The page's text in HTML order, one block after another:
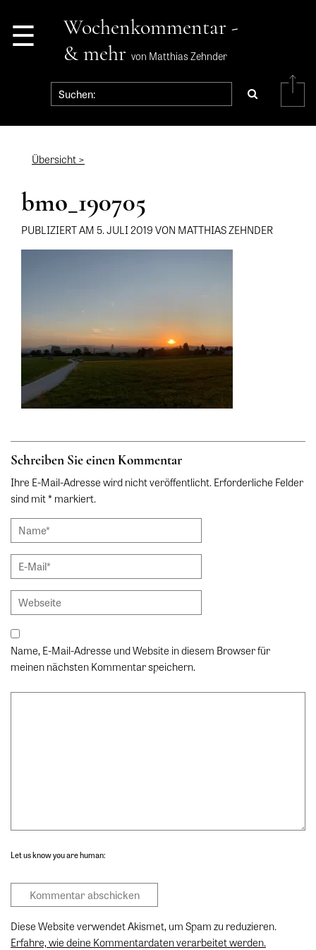
☰
Wochenkommentar -
& mehr von Matthias Zehnder
Übersicht >
bmo_190705
PUBLIZIERT AM 5. JULI 2019 VON MATTHIAS ZEHNDER
Schreiben Sie einen Kommentar
Ihre E-Mail-Adresse wird nicht veröffentlicht. Erforderliche Felder
sind mit * markiert.
Name, E-Mail-Adresse und Website in diesem Browser für
meinen nächsten Kommentar speichern.
Let us know you are human:
Diese Website verwendet Akismet, um Spam zu reduzieren.
Erfahre, wie deine Kommentardaten verarbeitet werden.